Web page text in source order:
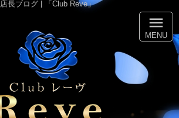
店長ブログ | 「Club Reve」
menu
MENU